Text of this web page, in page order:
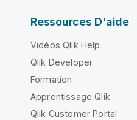
Ressources D'aide
Vidéos Qlik Help
Qlik Developer
Formation
Apprentissage Qlik
Qlik Customer Portal